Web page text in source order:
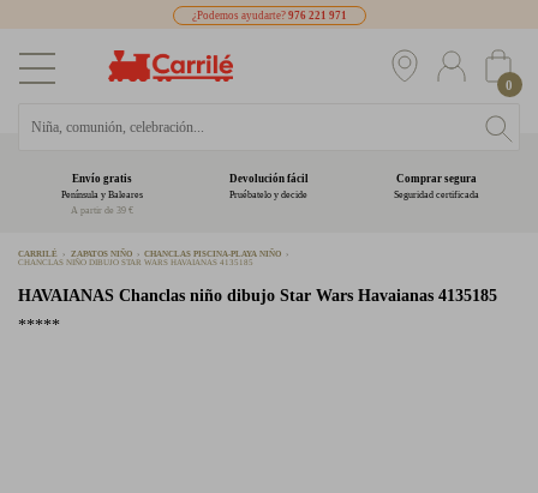
¿Podemos ayudarte? 976 221 971
0
Envío gratis
Península y Baleares
A partir de 39 €
Devolución fácil
Pruébatelo y decide
Comprar segura
Seguridad certificada
CARRILÉ ZAPATOS NIÑO
CHANCLAS PISCINA-PLAYA NIÑO
CHANCLAS NIÑO DIBUJO STAR WARS HAVAIANAS 4135185
HAVAIANAS Chanclas niño dibujo Star Wars Havaianas 4135185
*****